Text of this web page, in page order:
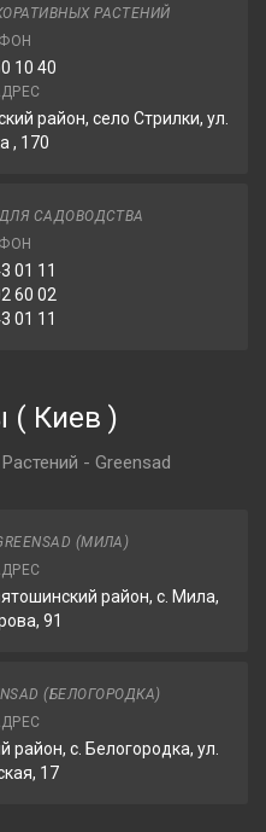
РАСТЕНИЙ
10 40
район, село Стрилки, ул.
, 170
САДОВОДСТВА
01 11
60 02
01 11
( Киев )
- Greensad
(МИЛА)
район, с. Мила,
91
(БЕЛОГОРОДКА)
район, с. Белогородка, ул.
17